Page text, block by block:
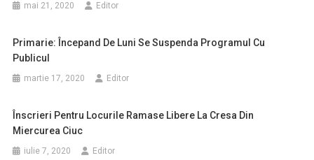
mai 21, 2020 Editor
Primarie: Începand De Luni Se Suspenda Programul Cu
Publicul
martie 17, 2020 Editor
Înscrieri Pentru Locurile Ramase Libere La Cresa Din
Miercurea Ciuc
iulie 7, 2020 Editor